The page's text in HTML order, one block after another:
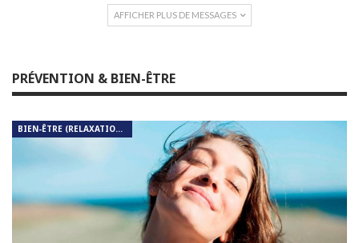
AFFICHER PLUS DE MESSAGES
PRÉVENTION & BIEN-ÊTRE
BIEN-ÊTRE (RELAXATION, MÉDITATION, SOIN DU CORPS)